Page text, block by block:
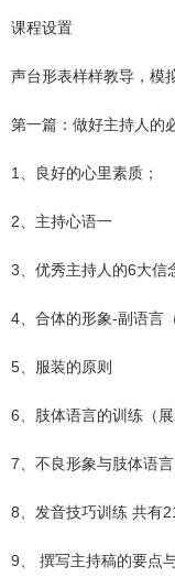
课程设置
声台形表样样教导，模
第一篇：做好主持人的
1、良好的心里素质；
2、主持心语一
3、优秀主持人的6大信
4、合体的形象-副语言
5、服装的原则
6、肢体语言的训练（展
7、不良形象与肢体语言
8、发音技巧训练 共有
9、 撰写主持稿的要点